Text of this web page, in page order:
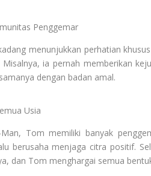
Penggemar
menunjukkan perhatian
ia pernah memberikan
dengan badan amal.
Usia
Man, Tom memiliki banyak
berusaha menjaga citra positif.
dan Tom menghargai semua